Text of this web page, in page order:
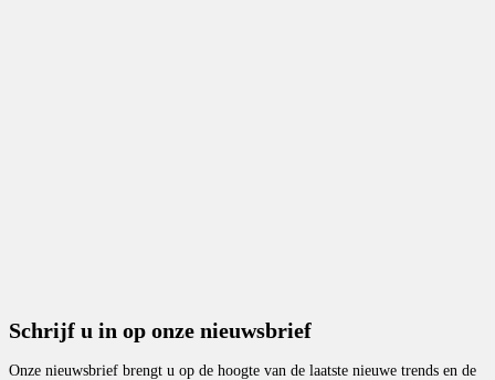
Schrijf u in op onze nieuwsbrief
Onze nieuwsbrief brengt u op de hoogte van de laatste nieuwe trends en de